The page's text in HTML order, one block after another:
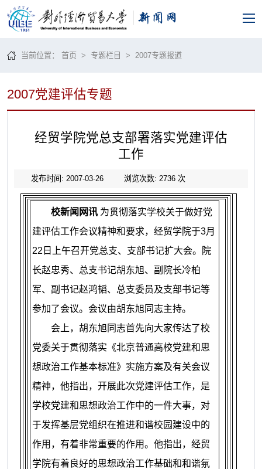
当前位置：首页 >专题栏目 > 2007专题报道
2007党建评估专题
经贸学院党总支部署落实党建评估
工作
发布时间: 2007-03-26 浏览次数: 2736次
校新闻网讯 为贯彻落实学校关于做好党
建评估工作会议精神和要求，经贸学院于3月
22 日上午召开党总支、支部书记扩大会。院
长赵忠秀、总支书记胡东旭、副院长冷柏
军、副书记赵鸿韬、总支委员及支部书记等
参加了会议。会议由胡东旭同志主持。
会上，胡东旭同志首先向大家传达了校
党委关于贯彻落实《北京普通高校党建和思
想政治工作基本标准》实施方案及有关会议
精神，他指出，开展此次党建评估工作，是
学校党建和思想政治工作中的一件大事，对
于发挥基层党组织在推进和谐校园建设中的
作用，有着非常重要的作用。他指出，经贸
学院有着良好的思想政治工作基础和和谐氛